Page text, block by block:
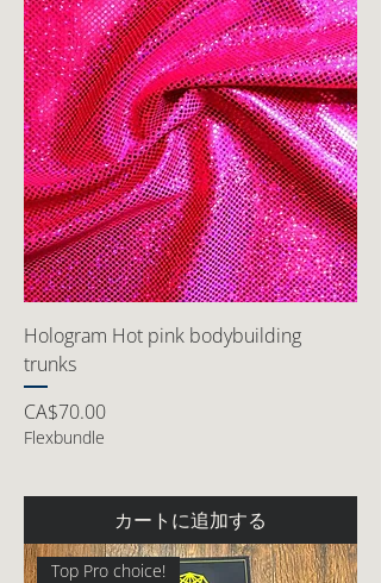
Hologram Hot pink bodybuilding
trunks
価格
CA$70.00
Flexbundle
カートに追加する
Top Pro choice!